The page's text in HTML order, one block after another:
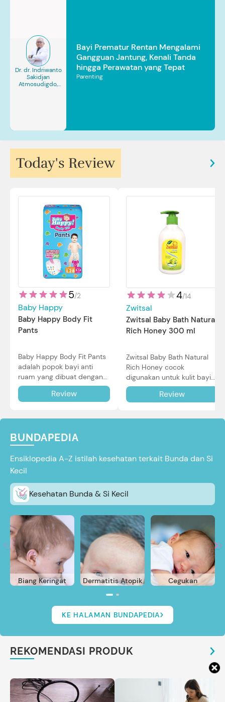
Dr. dr. Indriwanto
Sakidjan
Atmosudigdo,
Bayi Prematur Rentan Mengalami
Gangguan Jantung, Kenali Tanda
hingga Perawatan yang Tepat
Parenting
Today's Review
5/2
Baby Happy
Baby Happy Body Fit
Pants
Baby Happy Body Fit Pants
adalah popok bayi anti
ruam yang dibuat dengan
teknologi Air Through
Technology.Review
4/14
Zwitsal
Zwitsal Baby Bath Natural
Rich Honey 300 ml
Zwitsal Baby Bath Natural
Rich Honey cocok
digunakan untuk kulit bayi
baru lahir bahkan kulit
sensitif sekalipun. Simak
Review
BUNDAPEDIA
Ensiklopedia A-Z istilah kesehatan terkait Bunda dan Si
Kecil
Kesehatan Bunda & Si Kecil
Biang Keringat Dermatitis Atopik Cegukan
KE HALAMAN BUNDAPEDIA
REKOMENDASI PRODUK